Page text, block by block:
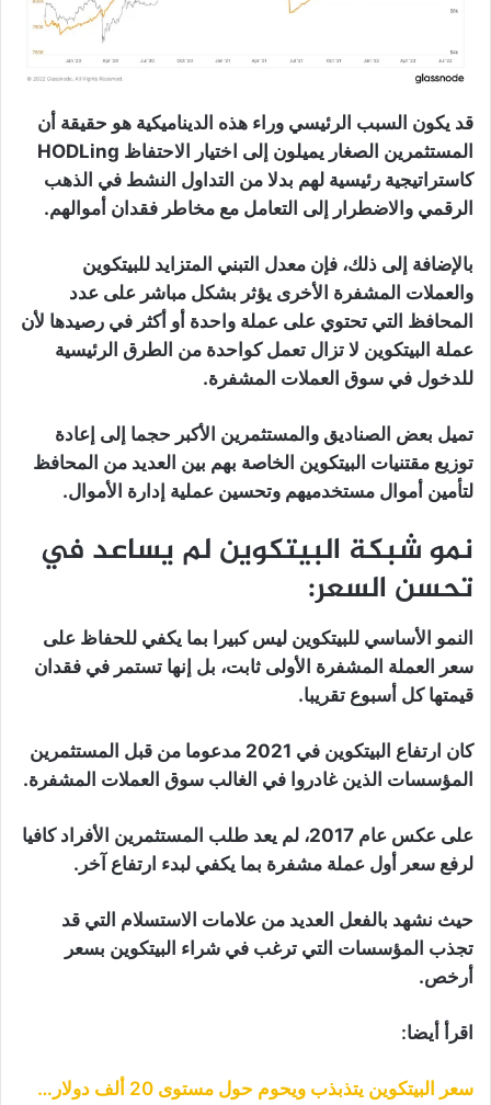
قد يكون السبب الرئيسي وراء هذه الديناميكية هو حقيقة أن
المستثمرين الصغار يميلون إلى اختيار الاحتفاظ HODLing
كاستراتيجية رئيسية لهم بدلا من التداول النشط في الذهب
الرقمي والاضطرار إلى التعامل مع مخاطر فقدان أموالهم.
بالإضافة إلى ذلك، فإن معدل التبني المتزايد للبيتكوين
والعملات المشفرة الأخرى يؤثر بشكل مباشر على عدد
المحافظ التي تحتوي على عملة واحدة أو أكثر في رصيدها لأن
عملة البيتكوين لا تزال تعمل كواحدة من الطرق الرئيسية
للدخول في سوق العملات المشفرة.
تميل بعض الصناديق والمستثمرين الأكبر حجما إلى إعادة
توزيع مقتنيات البيتكوين الخاصة بهم بين العديد من المحافظ
لتأمين أموال مستخدميهم وتحسين عملية إدارة الأموال.
نمو شبكة البيتكوين لم يساعد في
تحسن السعر:
النمو الأساسي للبيتكوين ليس كبيرا بما يكفي للحفاظ على
سعر العملة المشفرة الأولى ثابت، بل إنها تستمر في فقدان
قيمتها كل أسبوع تقريبا.
كان ارتفاع البيتكوين في 2021 مدعوما من قبل المستثمرين
المؤسسات الذين غادروا في الغالب سوق العملات المشفرة.
على عكس عام 2017، لم يعد طلب المستثمرين الأفراد كافيا
لرفع سعر أول عملة مشفرة بما يكفي لبدء ارتفاع آخر.
حيث نشهد بالفعل العديد من علامات الاستسلام التي قد
تجذب المؤسسات التي ترغب في شراء البيتكوين بسعر
أرخص.
اقرأ أيضا:
سعر البيتكوين يتذبذب ويحوم حول مستوى 20 ألف دولار…